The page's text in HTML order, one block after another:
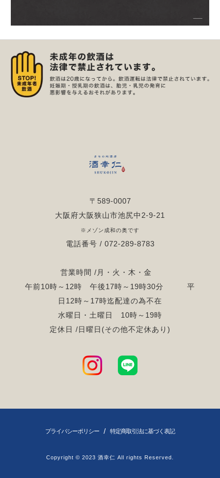
〒589-0007
大阪府大阪狭山市池尻中2-9-21
※メゾン成和の奥です
電話番号 / 072-289-8783
営業時間 /月・火・木・金
午前10時～12時 午後17時～19時30分 平
日12時～17時迄配達の為不在
水曜日・土曜日 10時～19時
定休日 /日曜日(その他不定休あり)
プライバシーポリシー / 特定商取引法に基づく表記
Copyright © 2023 酒幸仁 All rights Reserved.